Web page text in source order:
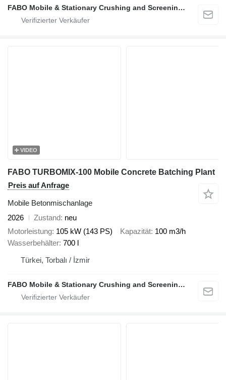
FABO Mobile & Stationary Crushing and Screening Plants | Concrete Batching Plants Manufacturer
VIDEO
FABO TURBOMIX-100 Mobile Concrete Batching Plant
Preis auf Anfrage
Mobile Betonmischanlage
2026
Zustand neu
Motorleistung 105 kW (143 PS) Kapazität 100 m3/h
Wasserbehälter 700 l
Türkei, Torbalı / İzmir
FABO Mobile & Stationary Crushing and Screening Plants | Concrete Batching Plants Manufacturer